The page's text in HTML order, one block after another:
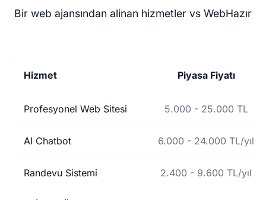
Bir web ajansından alinan hizmetler vs WebHazır
Hizmet Piyasa Fiyatı
Profesyonel Web Sitesi 5.000 - 25.000 TL
AI Chatbot 6.000 - 24.000 TL/yıl
Randevu Sistemi 2.400 - 9.600 TL/yıl